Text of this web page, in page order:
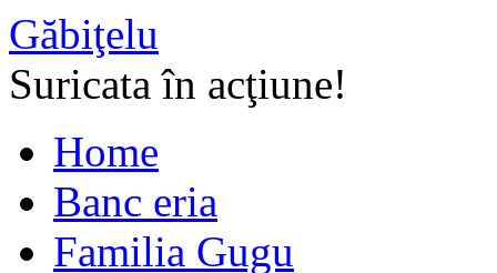
Găbiţelu
Suricata în acţiune!
Home
Banc eria
Familia Gugu